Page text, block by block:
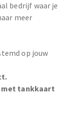
bedrijf waar je
meer
op jouw
tankkaart